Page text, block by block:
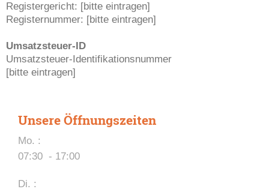
Registergericht: [bitte eintragen]
Registernummer: [bitte eintragen]
Umsatzsteuer-ID
Umsatzsteuer-Identifikationsnummer
[bitte eintragen]
Unsere Öffnungszeiten
Mo. :
07:30 - 17:00
Di. :